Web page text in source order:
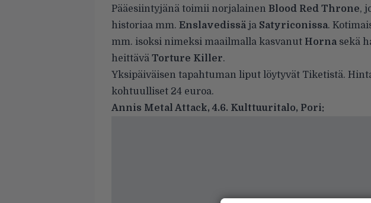
Pääesiintyjänä toimii norjalainen Blood Red Throne,
historiaa mm. Enslavedissä ja Satyriconissa.
mm. isoksi nimeksi maailmalla kasvanut Hornasekä
heittävä Torture Killer.
Yksipäiväisen tapahtuman liput löytyvät Tiketistä.
kohtuulliset 24 euroa.
Annis Metal Attack, 4.6. Kulttuuritalo, Pori: